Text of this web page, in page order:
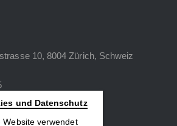
10, 8004 Zürich, Schweiz
und Datenschutz
Website verwendet